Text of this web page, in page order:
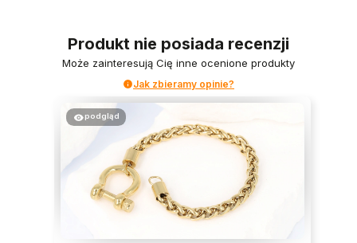
Produkt nie posiada recenzji
Może zainteresują Cię inne ocenione produkty
Jak zbieramy opinie?
podgląd